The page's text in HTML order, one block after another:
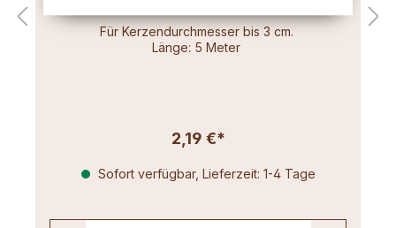
Für Kerzendurchmesser bis 3 cm.
Länge: 5 Meter
2,19 €*
Sofort verfügbar, Lieferzeit: 1-4 Tage